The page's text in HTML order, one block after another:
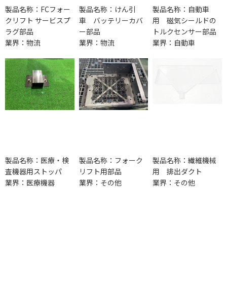
製品名称：FCフォー
クリフト サービスプ
ラグ部品
業界：物流
製品名称：けん引
車 バッテリーカバ
ー部品
業界：物流
製品名称：自動車
用 磁気シールドの
トルクセンサー部品
業界：自動車
製品名称：医療・検
査機器用ストッパ
業界：医療機器
製品名称：フォーク
リフト用部品
業界：その他
製品名称：繊維機械
用 排出ダクト
業界：その他